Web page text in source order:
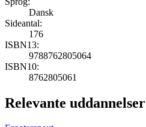
Dansk
Sideantal:
176
ISBN13:
9788762805064
ISBN10:
8762805061
Relevante uddannelser